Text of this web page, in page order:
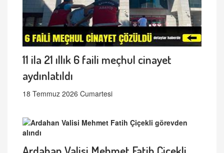
11 ila 21 ıllık 6 faili meçhul cinayet
aydınlatıldı
18 Temmuz 2026 Cumartesi